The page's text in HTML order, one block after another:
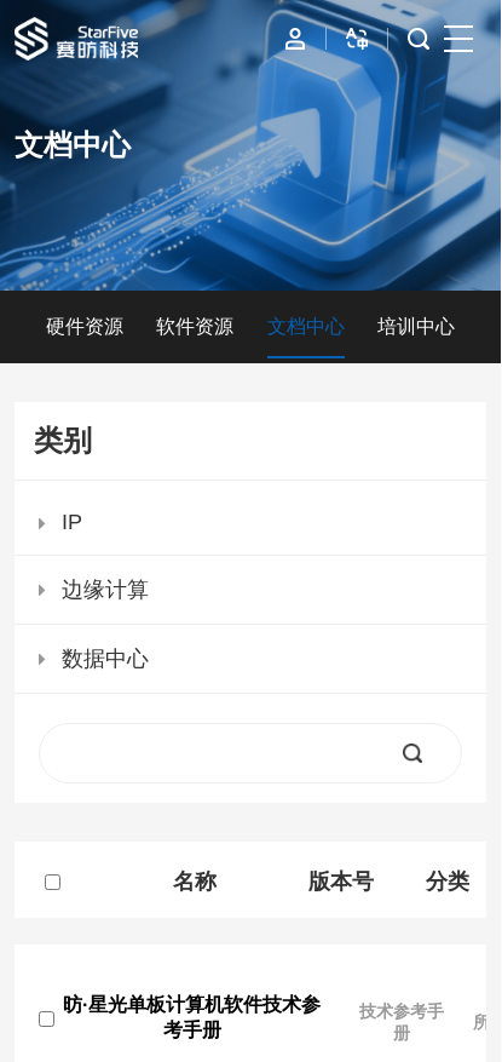
首页
IP
边缘计算
数据中心
资源与支持
文档中心
硬件资源 软件资源 文档中心 培训中心
类别
IP
边缘计算
数据中心
名称 版本号 分类
昉·星光单板计算机软件技术参
考手册
技术参考手
册
所